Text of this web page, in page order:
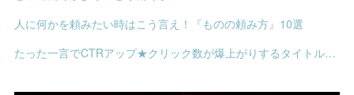
人に何かを頼みたい時はこう言え！『ものの頼み方』10選
たった一言でCTRアップ★クリック数が爆上がりするタイトルの決め方